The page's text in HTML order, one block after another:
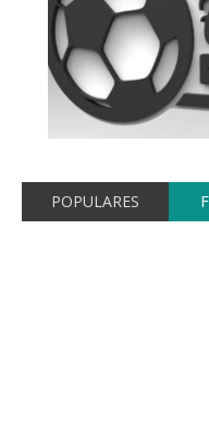
POPULARES